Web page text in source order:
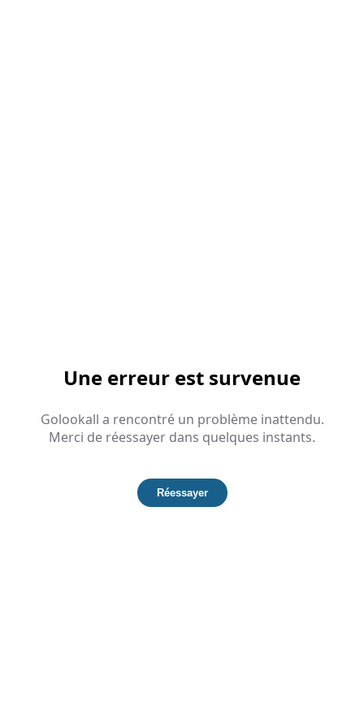
Une erreur est survenue
Golookall a rencontré un problème inattendu.
Merci de réessayer dans quelques instants.
Réessayer